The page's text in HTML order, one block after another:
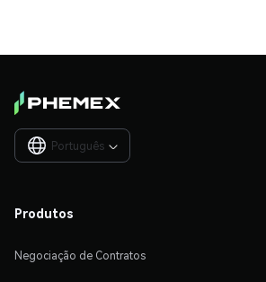
Português 
Produtos
Negociação de Contratos